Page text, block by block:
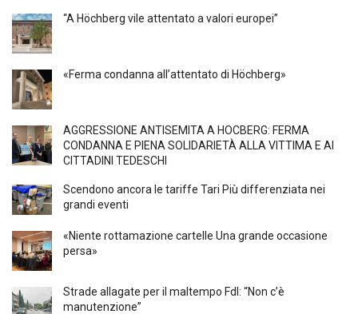
“A Höchberg vile attentato a valori europei”
«Ferma condanna all’attentato di Höchberg»
AGGRESSIONE ANTISEMITA A HÖCBERG: FERMA
CONDANNA E PIENA SOLIDARIETÀ ALLA VITTIMA E AI
CITTADINI TEDESCHI
Scendono ancora le tariffe Tari Più differenziata nei
grandi eventi
«Niente rottamazione cartelle Una grande occasione
persa»
Strade allagate per il maltempo FdI: “Non c’è
manutenzione”